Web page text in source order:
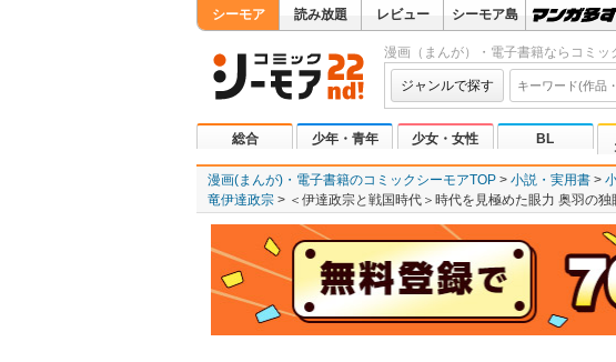
シーモア 読み放題 レビュー シーモア島
漫画（まんが）・電子書籍ならコミッ
ジャンルで探す
総合 少年・青年 少女・女性 BL
漫画(まんが)・電子書籍のコミックシーモアTOP 小説・実用書
竜伊達政宗
＜伊達政宗と戦国時代＞時代を見極めた眼力 奥羽の